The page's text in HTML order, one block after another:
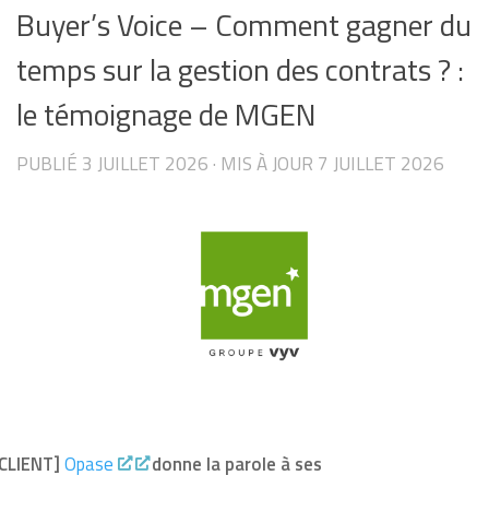
Buyer’s Voice – Comment gagner du
temps sur la gestion des contrats ? :
le témoignage de MGEN
PUBLIÉ 3 JUILLET 2026 · MIS À JOUR 7 JUILLET 2026
Opase donne la parole à ses